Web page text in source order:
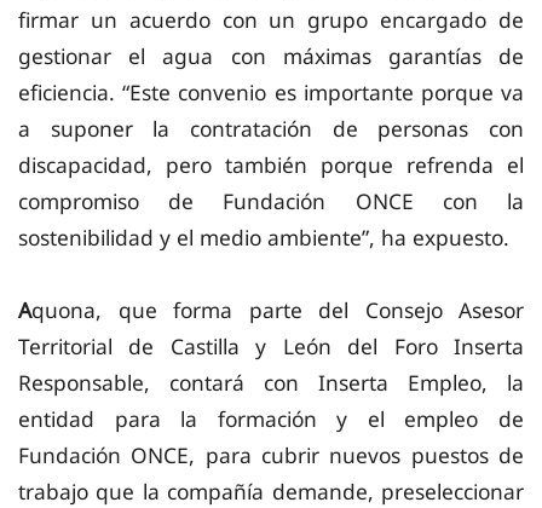
firmar un acuerdo con un grupo encargado de
gestionar el agua con máximas garantías de
eficiencia. “Este convenio es importante porque va
a suponer la contratación de personas con
discapacidad, pero también porque refrenda el
compromiso de Fundación ONCE con la
sostenibilidad y el medio ambiente”, ha expuesto.
Aquona, que forma parte del
Consejo Asesor
Territorial de Castilla y León del Foro Inserta
Responsable, contará con Inserta Empleo, la
entidad para la formación y el empleo de
Fundación ONCE, para cubrir nuevos puestos de
trabajo que la compañía demande, preseleccionar